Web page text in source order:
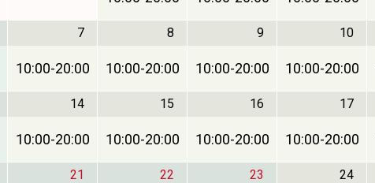
7
10:00-20:00
8
10:00-20:00
9
10:00-20:00
10
10:00-20:00
14
10:00-20:00
15
10:00-20:00
16
10:00-20:00
17
10:00-20:00
21 22 23 24